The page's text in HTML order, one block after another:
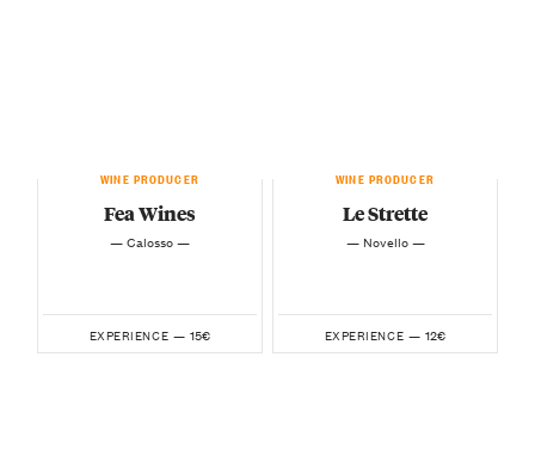
WINE PRODUCER
Fea Wines
— Calosso —
EXPERIENCE — 15€
WINE PRODUCER
Le Strette
— Novello —
EXPERIENCE — 12€